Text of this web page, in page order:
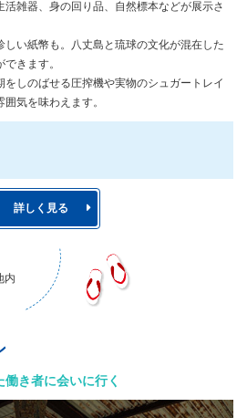
雑器、身の回り品、自然標本などが展示さ
い紙幣も。八丈島と琉球の文化が混在した
きます。
しのばせる圧搾機や実物のシュガートレイ
気を味わえます。
詳しく見る
内
働き者に会いに行く